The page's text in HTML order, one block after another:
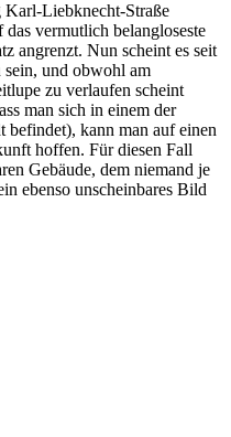
Liebknecht-Straße
vermutlich belangloseste
angrenzt. Nun scheint es seit
sein, und obwohl am
zu verlaufen scheint
man sich in einem der
befindet), kann man auf einen
hoffen. Für diesen Fall
Gebäude, dem niemand je
ebenso unscheinbares Bild